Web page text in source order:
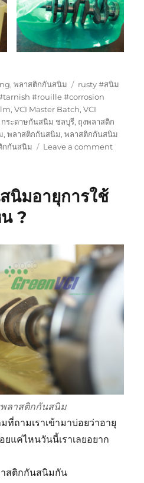
,พลาสติกกันสนิม Tags
rusty #สนิม
#rouille #corrosion
,VCI Master Batch,VCI
กระดาษกันสนิม ชลบุรี, ถุงพลาสติก
,พลาสติกกันสนิม,พลาสติกกันสนิม
กกันสนิม Leave a commenton
ชิ้น
งาน
นิมอายุการใช้
?
พลาสติกกันสนิม
ที่ถามเราเข้ามาบ่อยว่าอายุ
แค่ไหนวันนี้เราเลยอยาก
าสติกกันสนิมกัน